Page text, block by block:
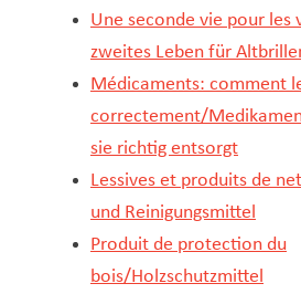
Une seconde vie pour les
zweites Leben für
Médicaments: comment
correctement/
sie richtig entsorgt
Lessives et produits de
und Reinigungsmittel
Produit de protection du
bois/Holzschutzmittel